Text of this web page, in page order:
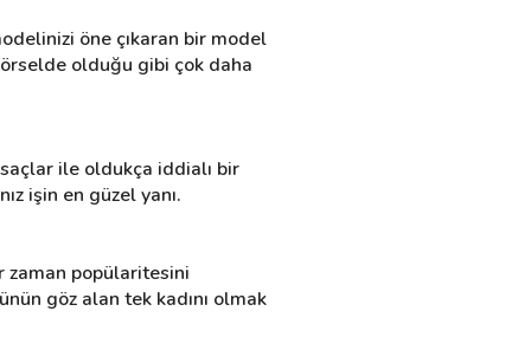
öne çıkaran bir model
olduğu gibi çok daha
ile oldukça iddialı bir
işin en güzel yanı.
zaman popülaritesini
göz alan tek kadını olmak